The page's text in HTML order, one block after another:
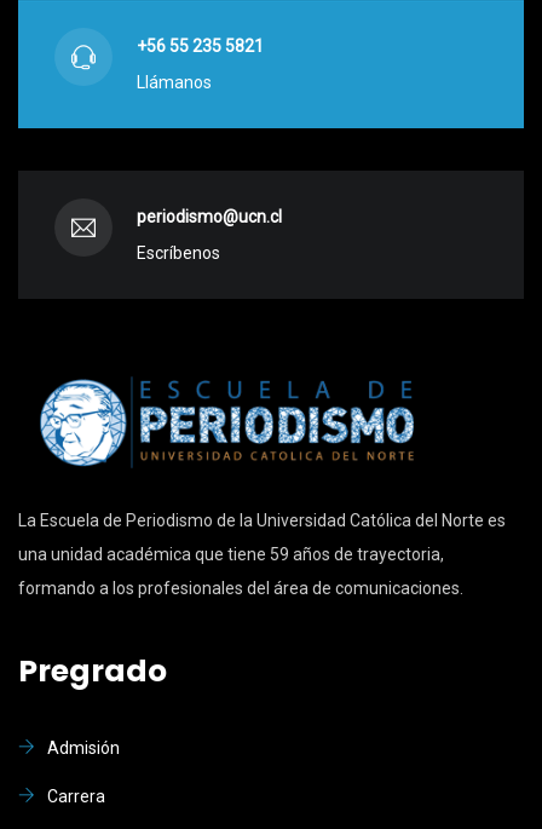
+56 55 235 5821
Llámanos
periodismo@ucn.cl
Escríbenos
La Escuela de Periodismo de la Universidad Católica del Norte es
una unidad académica que tiene 59 años de trayectoria,
formando a los profesionales del área de comunicaciones.
Pregrado
Admisión
Carrera